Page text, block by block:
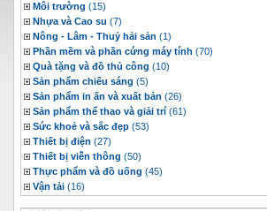
Môi trường (15)
Nhựa và Cao su (7)
Nông - Lâm - Thuỷ hải sản (1)
Phần mềm và phần cứng máy tính (70)
Quà tặng và đồ thủ công (10)
Sản phẩm chiếu sáng (5)
Sản phẩm in ấn và xuất bản (26)
Sản phẩm thể thao và giải trí (61)
Sức khoẻ và sắc đẹp (53)
Thiết bị điện (27)
Thiết bị viễn thông (50)
Thực phẩm và đồ uống (45)
Vận tải (16)